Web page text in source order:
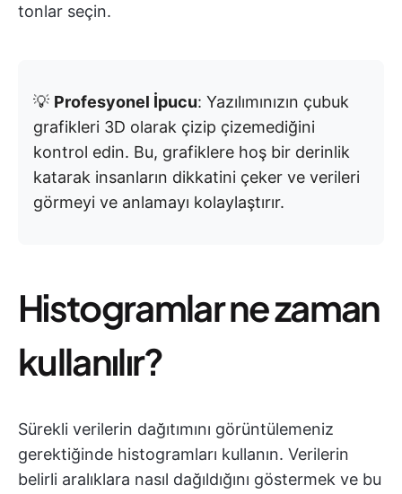
tonlar seçin.
💡 Profesyonel İpucu: Yazılımınızın çubuk
grafikleri 3D olarak çizip çizemediğini
kontrol edin. Bu, grafiklere hoş bir derinlik
katarak insanların dikkatini çeker ve verileri
görmeyi ve anlamayı kolaylaştırır.
Histogramlar ne zaman
kullanılır?
Sürekli verilerin dağıtımını görüntülemeniz
gerektiğinde histogramları kullanın. Verilerin
belirli aralıklara nasıl dağıldığını göstermek ve bu